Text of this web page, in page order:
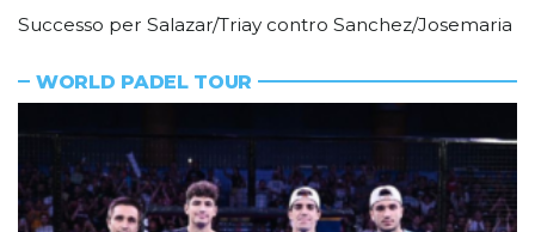
Successo per Salazar/Triay contro Sanchez/Josemaria
WORLD PADEL TOUR